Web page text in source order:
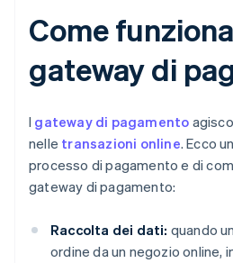
Come
gateway di
I gateway di pagamento
nelle transazioni online. Ecco
processo di pagamento e di
gateway di pagamento:
Raccolta dei dati: quando
ordine da un negozio online,